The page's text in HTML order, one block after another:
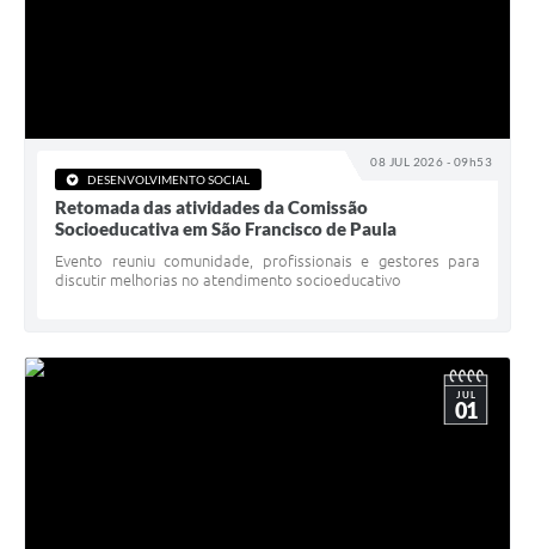
08 JUL 2026 - 09h53
DESENVOLVIMENTO SOCIAL
Retomada das atividades da Comissão
Socioeducativa em São Francisco de Paula
Evento reuniu comunidade, profissionais e gestores para
discutir melhorias no atendimento socioeducativo
JUL
01